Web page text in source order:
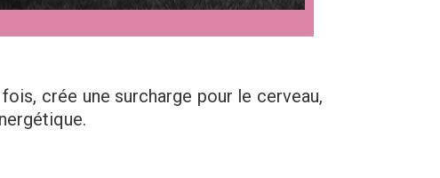
crée une surcharge pour le cerveau,